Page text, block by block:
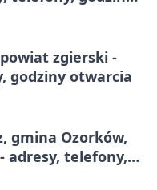
zgierski -
godziny otwarcia
gmina Ozorków,
adresy, telefony,